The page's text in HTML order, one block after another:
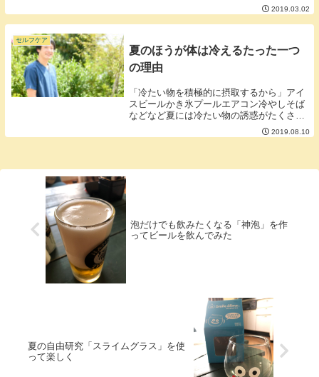
うことで今日はダーツの持ち手の部分につ
いて少し調べてみました。調べていくとダ
ーツの持ち手の形は以下の大きく5つのタ
2019.03.02
セルフケア
夏のほうが体は冷えるたった一つ
の理由
「冷たい物を積極的に摂取するから」アイ
スビールかき氷プールエアコン冷やしそば
などなど夏には冷たい物の誘惑がたくさん
あります。積極的に体の中から冷やすので
内臓はダメージが溜まっていきます。温か
2019.08.10
泡だけでも飲みたくなる「神泡」を作
ってビールを飲んでみた
夏の自由研究「スライムグラス」を使
って楽しく